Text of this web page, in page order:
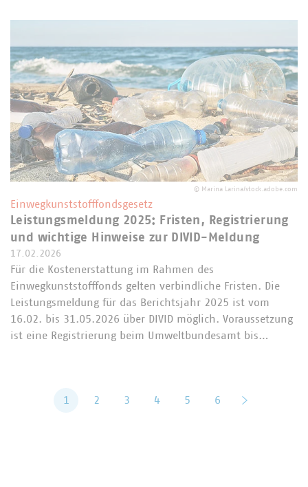
© Marina Larina/stock.adobe.com
Einwegkunststofffondsgesetz
Leistungsmeldung 2025: Fristen, Registrierung
und wichtige Hinweise zur DIVID-Meldung
17.02.2026
Für die Kostenerstattung im Rahmen des
Einwegkunststofffonds gelten verbindliche Fristen. Die
Leistungsmeldung für das Berichtsjahr 2025 ist vom
16.02. bis 31.05.2026 über DIVID möglich. Voraussetzung
ist eine Registrierung beim Umweltbundesamt bis…
1 2 3 4 5 6